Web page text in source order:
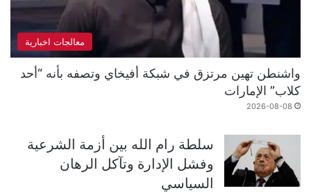
معالجات اخبارية
واشنطن تهين مرتزق في شبكة أفيخاي وتصفه بأنه “أحد
كلاب” الإمارات
2026-08-08
سلطة رام الله بين أزمة الشرعية
وفشل الإدارة وتآكل الرهان
السياسي